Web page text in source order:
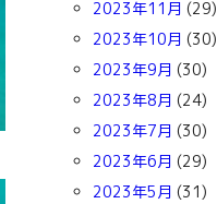
2023年11月 (29)
2023年10月 (30)
2023年9月 (30)
2023年8月 (24)
2023年7月 (30)
2023年6月 (29)
2023年5月 (31)